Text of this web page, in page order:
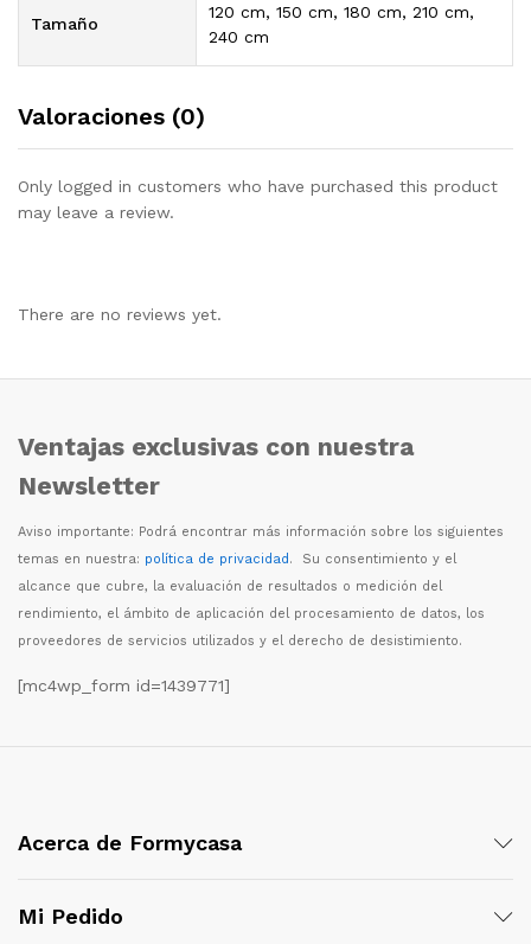
Tamaño
120 cm, 150 cm, 180 cm, 210 cm,
240 cm
Valoraciones (0)
Only logged in customers who have purchased this product
may leave a review.
There are no reviews yet.
Ventajas exclusivas con nuestra
Newsletter
Aviso importante: Podrá encontrar más información sobre los siguientes
temas en nuestra: política de privacidad. Su consentimiento y el
alcance que cubre, la evaluación de resultados o medición del
rendimiento, el ámbito de aplicación del procesamiento de datos, los
proveedores de servicios utilizados y el derecho de desistimiento.
[mc4wp_form id=1439771]
Acerca de Formycasa
Mi Pedido